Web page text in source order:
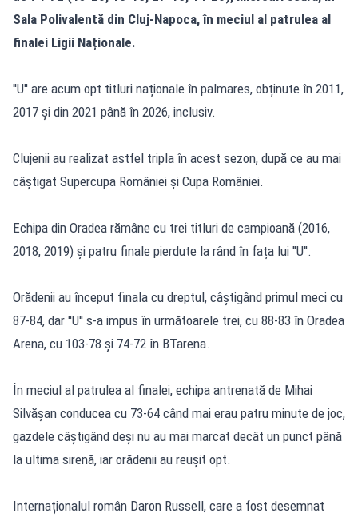
Sala Polivalentă din Cluj-Napoca, în meciul al patrulea al
finalei Ligii Naționale.
''U'' are acum opt titluri naționale în palmares, obținute în 2011,
2017 și din 2021 până în 2026, inclusiv.
Clujenii au realizat astfel tripla în acest sezon, după ce au mai
câștigat Supercupa României și Cupa României.
Echipa din Oradea rămâne cu trei titluri de campioană (2016,
2018, 2019) și patru finale pierdute la rând în fața lui ''U''.
Orădenii au început finala cu dreptul, câștigând primul meci cu
87-84, dar ''U'' s-a impus în următoarele trei, cu 88-83 în Oradea
Arena, cu 103-78 și 74-72 în BTarena.
În meciul al patrulea al finalei, echipa antrenată de Mihai
Silvășan conducea cu 73-64 când mai erau patru minute de joc,
gazdele câștigând deși nu au mai marcat decât un punct până
la ultima sirenă, iar orădenii au reușit opt.
Internaționalul român Daron Russell, care a fost desemnat